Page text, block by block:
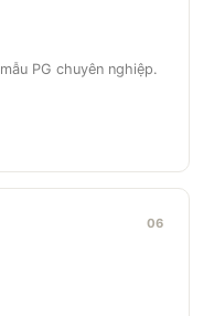
PG chuyên nghiệp.
06